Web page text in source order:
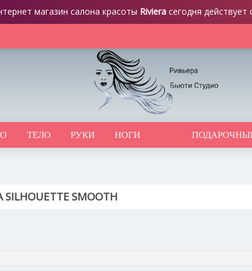
магазин салона красоты Rivieraсегодня действует
ТЕЛО РУКИ НОГИ
SILHOUETTE SMOOTH